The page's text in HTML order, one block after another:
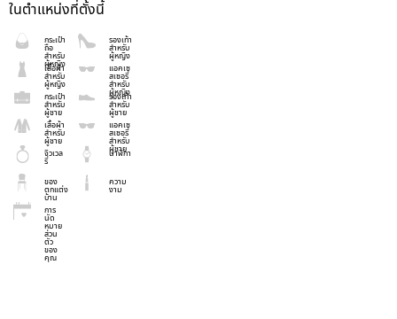
ในตำแหน่งที่ตั้งนี้
กระเป๋า
ถือ
สำหรับ
ผู้หญิง
รองเท้า
สำหรับ
ผู้หญิง
เสื้อผ้า
สำหรับ
ผู้หญิง
แอคเซ
สเซอรี่
สำหรับ
ผู้หญิง
กระเป๋า
สำหรับ
ผู้ชาย
รองเท้า
สำหรับ
ผู้ชาย
เสื้อผ้า
สำหรับ
ผู้ชาย
แอคเซ
สเซอรี่
สำหรับ
ผู้ชาย
จิวเวล
รี่
นาฬิกา
ของ
ตกแต่ง
บ้าน
ความ
งาม
การ
นัด
หมาย
ส่วน
ตัว
ของ
คุณ